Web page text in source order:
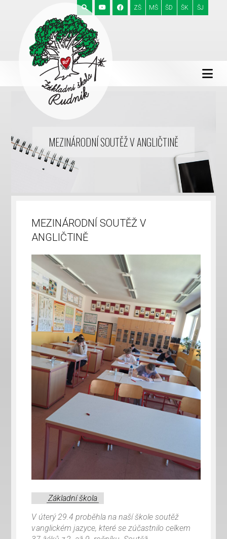
ZŠ MŠ ŠD ŠK ŠJ
MEZINÁRODNÍ SOUTĚŽ V ANGLIČTINĚ
MEZINÁRODNÍ SOUTĚŽ V
ANGLIČTINĚ
Základní škola
V úterý 29.4 proběhla na naší škole soutěž
v anglickém jazyce, které se zúčastnilo celkem